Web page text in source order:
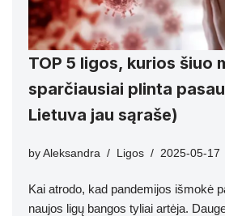
TOP 5 ligos, kurios šiuo
sparčiausiai plinta
Lietuva jau sąraše)
by Aleksandra Ligos 2025-05-17
Kai atrodo, kad pandemijos išmokė
naujos ligų bangos tyliai artėja.